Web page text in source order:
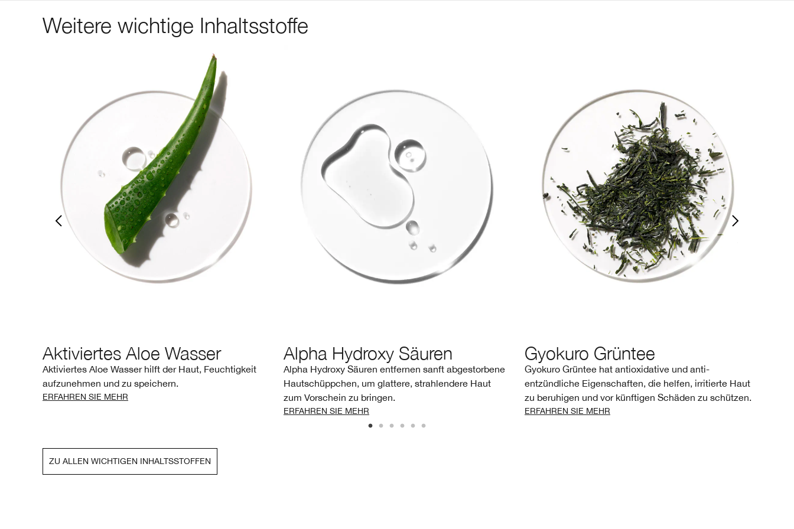
Weitere wichtige Inhaltsstoffe
Aktiviertes Aloe Wasser
Aktiviertes Aloe Wasser hilft der Haut, Feuchtigkeit
aufzunehmen und zu speichern.
ERFAHREN SIE MEHR
Alpha Hydroxy Säuren
Alpha Hydroxy Säuren entfernen sanft abgestorbene
Hautschüppchen, um glattere, strahlendere Haut
zum Vorschein zu bringen.
ERFAHREN SIE MEHR
Gyokuro Grüntee
Gyokuro Grüntee hat antioxidative und anti-
entzündliche Eigenschaften, die helfen, irritierte Haut
zu beruhigen und vor künftigen Schäden zu schützen.
ERFAHREN SIE MEHR
ZU ALLEN WICHTIGEN INHALTSSTOFFEN